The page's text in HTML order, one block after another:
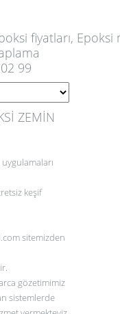
fiyatları, Epoksi
99
ZEMİN
keşif
sitemizden
gözetimimiz
sistemlerde